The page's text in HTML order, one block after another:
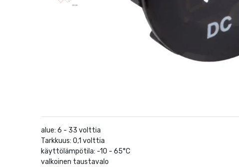
alue: 6 - 33 volttia
Tarkkuus: 0,1 volttia
käyttölämpötila: -10 - 65°C
valkoinen taustavalo